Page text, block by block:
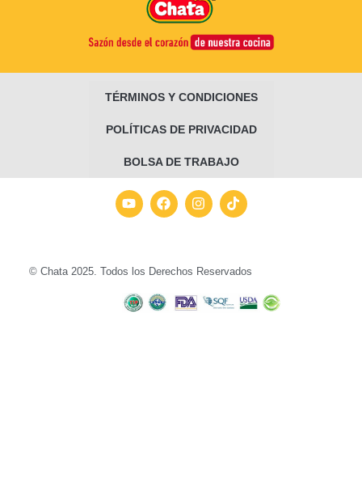
TÉRMINOS Y CONDICIONES
POLÍTICAS DE PRIVACIDAD
BOLSA DE TRABAJO
© Chata 2025. Todos los Derechos Reservados